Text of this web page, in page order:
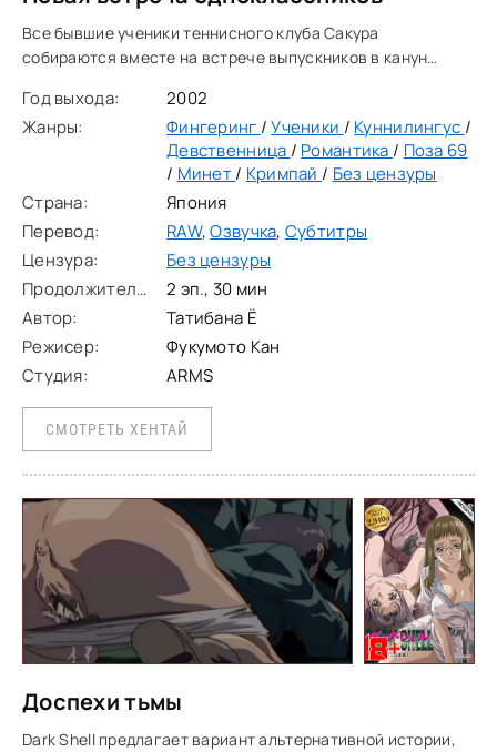
Все бывшие ученики теннисного клуба Сакура
собираются вместе на встрече выпускников в канун
увидеть свою давнюю тайную любовь Татсую. Во время
Год выхода:
2002
Жанры:
Фингеринг /Ученики / Куннилингус /
Девственница / Романтика / Поза 69
/ Минет/ Кримпай / Без цензуры
Страна:
Япония
Перевод:
RAW,Озвучка, Субтитры
Цензура:
Без цензуры
Продолжительность:
2 эп., 30 мин
Автор:
Татибана Ё
Режисер:
Фукумото Кан
Студия:
ARMS
СМОТРЕТЬ ХЕНТАЙ
Доспехи тьмы
Dark Shell предлагает вариант альтернативной истории,